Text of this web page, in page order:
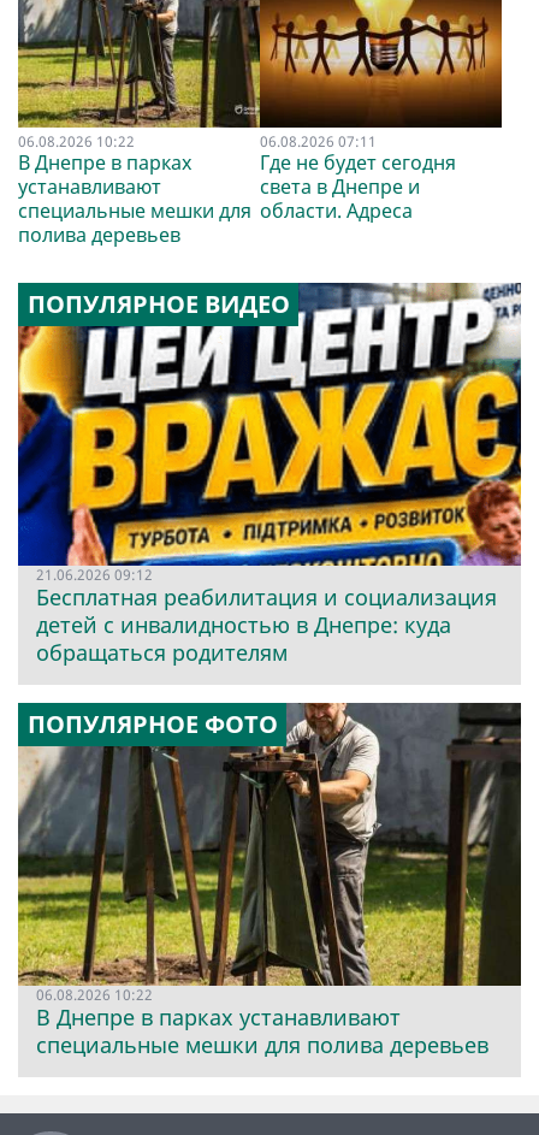
06.08.2026 10:22
В Днепре в парках
устанавливают
специальные мешки для
полива деревьев
06.08.2026 07:11
Где не будет сегодня
света в Днепре и
области. Адреса
ПОПУЛЯРНОЕ ВИДЕО
21.06.2026 09:12
Бесплатная реабилитация и социализация
детей с инвалидностью в Днепре: куда
обращаться родителям
ПОПУЛЯРНОЕ ФОТО
06.08.2026 10:22
В Днепре в парках устанавливают
специальные мешки для полива деревьев